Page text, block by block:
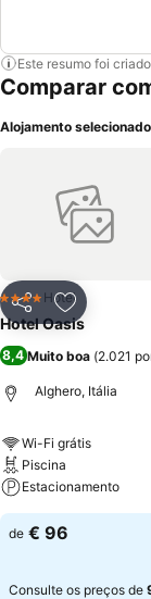
Este resumo foi
Comparar
Alojamento selecionado
PartilharAdicionar
4 EstrelasHotel
Hotel Oasis
8,4 Muito boa (2.021
Alghero, Itália
Wi-Fi grátis
Piscina
Estacionamento
de € 96
Consulte os preços de